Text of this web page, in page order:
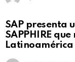
SAP presenta
SAPPHIRE
Latinoamérica